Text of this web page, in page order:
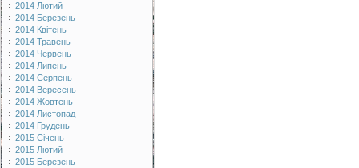
2014 Лютий
2014 Березень
2014 Квітень
2014 Травень
2014 Червень
2014 Липень
2014 Серпень
2014 Вересень
2014 Жовтень
2014 Листопад
2014 Грудень
2015 Січень
2015 Лютий
2015 Березень